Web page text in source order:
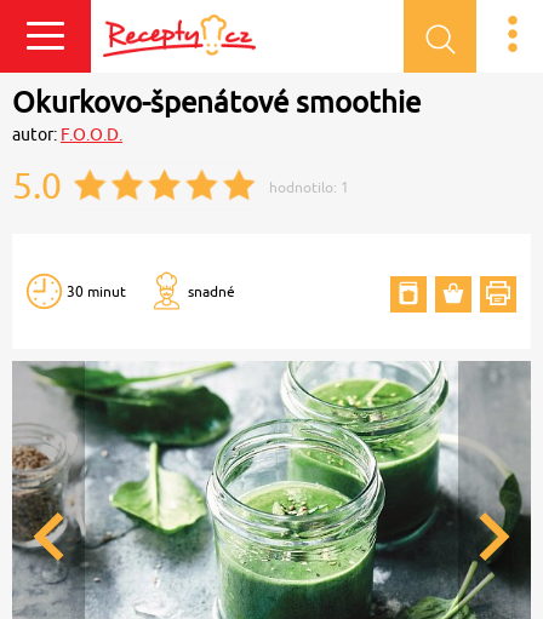
Přihlásit se
Okurkovo-špenátové smoothie
autor: F.O.O.D.
5.0 hodnotilo: 1
30 minut snadné